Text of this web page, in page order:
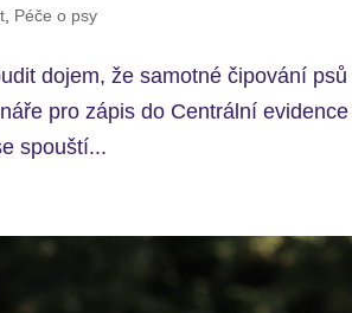
Péče o psy
dojem, že samotné čipování psů
pro zápis do Centrální evidence
spouští...